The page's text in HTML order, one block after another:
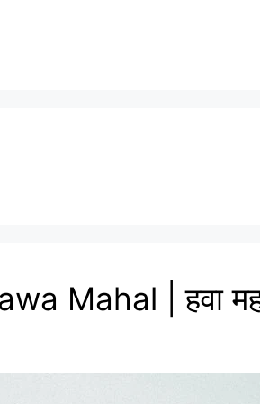
Mahal | हवा